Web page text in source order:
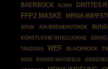
BAERBOCK
KLIMA DRITTES
FFP2 MASKE MRNA-
SPUK
JVA BREMERVÖRDE
KÜNSTLICHE INTELLIGENZ
TANZANIA WEF BLACKROCK
PASS RAINER MAUSFELD